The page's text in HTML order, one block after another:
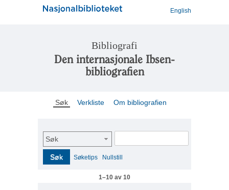
English
Bibliografi
Den internasjonale Ibsen-
bibliografien
Søk Verkliste Om bibliografien
Søk
Søk Søketips Nullstill
1–10 av 10